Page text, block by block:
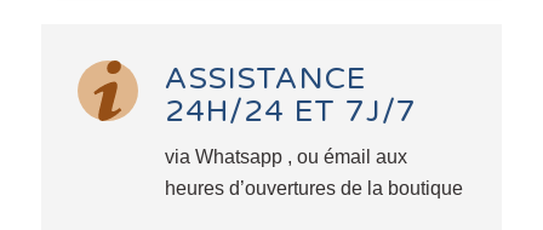
ASSISTANCE
24H/24 ET 7J/7
via Whatsapp , ou émail aux
heures d’ouvertures de la boutique